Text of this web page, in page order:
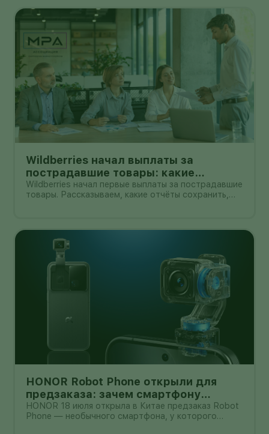
Wildberries начал выплаты за
пострадавшие товары: какие
документы собрать и чем поможет
АПМ
Wildberries начал первые выплаты за пострадавшие
товары. Рассказываем, какие отчёты сохранить,
HONOR Robot Phone открыли для
предзаказа: зачем смартфону
камера на роботизированной руке
HONOR 18 июля открыла в Китае предзаказ Robot
Phone — необычного смартфона, у которого